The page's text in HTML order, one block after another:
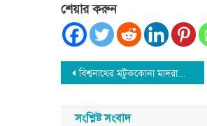
শেয়ার করুন
Post
navigation
বিশ্বনাথের মটুককোনা মাদরাসায় হাফিজ বায়জিদ স্মরণে মিলাদ ও দোয়া অনুষ্টিত
সংশ্লিষ্ট সংবাদ